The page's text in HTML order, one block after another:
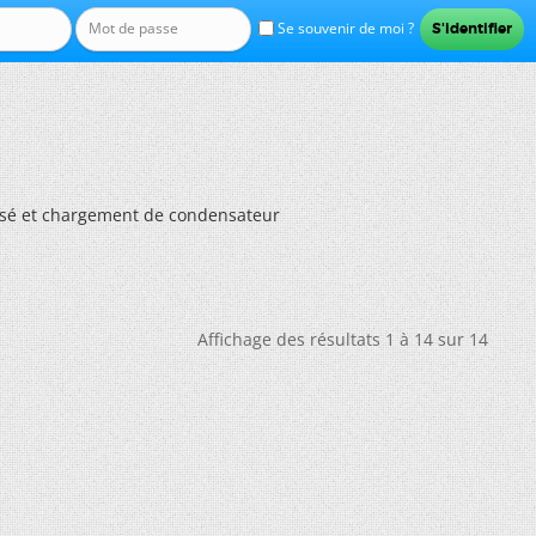
Se souvenir de moi ?
et chargement de condensateur
Affichage des résultats 1 à 14 sur 14